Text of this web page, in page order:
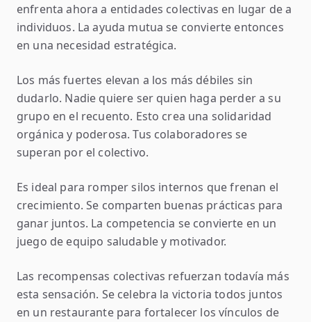
enfrenta ahora a entidades colectivas en lugar de a
individuos. La ayuda mutua se convierte entonces
en una necesidad estratégica.
Los más fuertes elevan a los más débiles sin
dudarlo. Nadie quiere ser quien haga perder a su
grupo en el recuento. Esto crea una solidaridad
orgánica y poderosa. Tus colaboradores se
superan por el colectivo.
Es ideal para romper silos internos que frenan el
crecimiento. Se comparten buenas prácticas para
ganar juntos. La competencia se convierte en un
juego de equipo saludable y motivador.
Las recompensas colectivas refuerzan todavía más
esta sensación. Se celebra la victoria todos juntos
en un restaurante para fortalecer los vínculos de